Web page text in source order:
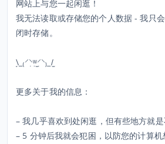
网站上与您一起闲逛！
我无法读取或存储您的个人数据 - 我只
闭时存储。
̫\_₍⸍⸌̣ʷ̣̫⸍̣⸌₎_/̫
更多关于我的信息：
– 我几乎喜欢到处闲逛，但有些地方就是
– 5 分钟后我就会犯困，以防您的计算机